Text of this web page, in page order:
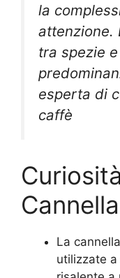
la
attenzione.
tra spezie
esperta di
caffè
Cannella
La
utilizzate